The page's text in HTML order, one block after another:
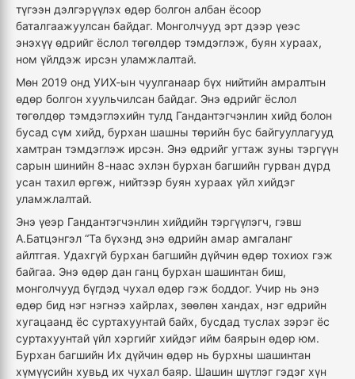
түгээн дэлгэрүүлэх өдөр болгон албан ёсоор
баталгаажуулсан байдаг. Монголчууд эрт дээр үеэс
энэхүү өдрийг ёслол төгөлдөр тэмдэглэж, буян хураах,
ном үйлдэж ирсэн уламжлалтай.
Мөн 2019 онд УИХ-ын чуулганаар бүх нийтийн амралтын
өдөр болгон хуульчилсан байдаг. Энэ өдрийг ёслол
төгөлдөр тэмдэглэхийн тулд Гандантэгчэнлин хийд болон
бусад сүм хийд, бурхан шашны төрийн бус байгууллагууд
хамтран тэмдэглэж ирсэн. Энэ өдрийг угтаж зуны тэргүүн
сарын шинийн 8-наас эхлэн бурхан багшийн гурван дүрд
усан тахил өргөж, нийтээр буян хураах үйл хийдэг
уламжлалтай.
Энэ үеэр Гандантэгчэнлин хийдийн тэргүүлэгч, гэвш
А.Батцэнгэл “Та бүхэнд энэ өдрийн амар амгаланг
айлтгая. Удахгүй бурхан багшийн дүйчин өдөр тохиох гэж
байгаа. Энэ өдөр дан ганц бурхан шашинтан биш,
монголчууд бүгдэд чухал өдөр гэж боддог. Учир нь энэ
өдөр бид нэг нэгнээ хайрлах, зөөлөн хандах, нэг өдрийн
хугацаанд ёс суртахуунтай байх, бусдад туслах зэрэг ёс
суртахуунтай үйл хэргийг хийдэг ийм баярын өдөр юм.
Бурхан багшийн Их дүйчин өдөр нь бурхны шашинтан
хүмүүсийн хувьд их чухал баяр. Шашин шүтлэг гэдэг хүн